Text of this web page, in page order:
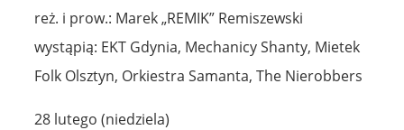
reż. i prow.: Marek „REMIK” Remiszewski
wystąpią: EKT Gdynia, Mechanicy Shanty, Mietek
Folk Olsztyn, Orkiestra Samanta, The Nierobbers
28 lutego (niedziela)